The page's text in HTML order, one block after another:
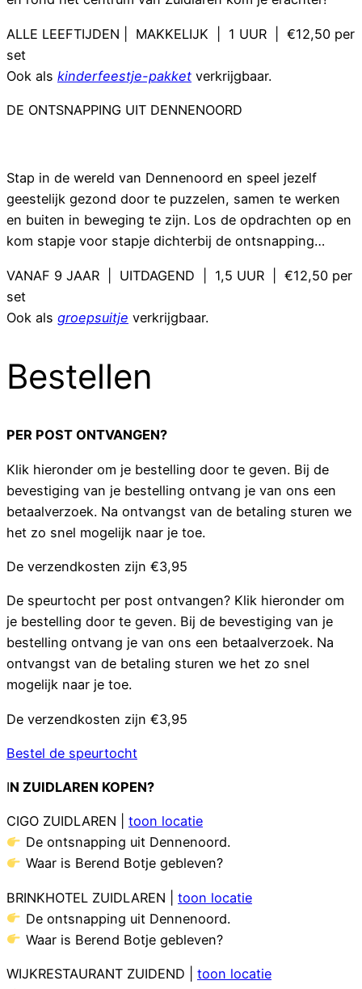
ALLE LEEFTIJDEN | MAKKELIJK | 1 UUR | €12,50 per
set
Ook als kinderfeestje-pakket verkrijgbaar.
DE ONTSNAPPING UIT DENNENOORD
Stap in de wereld van Dennenoord en speel jezelf
geestelijk gezond door te puzzelen, samen te werken
en buiten in beweging te zijn. Los de opdrachten op en
kom stapje voor stapje dichterbij de ontsnapping…
VANAF 9 JAAR | UITDAGEND | 1,5 UUR | €12,50 per
set
Ook als groepsuitje verkrijgbaar.
Bestellen
PER POST ONTVANGEN?
Klik hieronder om je bestelling door te geven. Bij de
bevestiging van je bestelling ontvang je van ons een
betaalverzoek. Na ontvangst van de betaling sturen we
het zo snel mogelijk naar je toe.
De verzendkosten zijn €3,95
De speurtocht per post ontvangen? Klik hieronder om
je bestelling door te geven. Bij de bevestiging van je
bestelling ontvang je van ons een betaalverzoek. Na
ontvangst van de betaling sturen we het zo snel
mogelijk naar je toe.
De verzendkosten zijn €3,95
Bestel de speurtocht
IN ZUIDLAREN KOPEN?
CIGO ZUIDLAREN | toon locatie
De ontsnapping uit Dennenoord.
Waar is Berend Botje gebleven?
BRINKHOTEL ZUIDLAREN | toon locatie
De ontsnapping uit Dennenoord.
Waar is Berend Botje gebleven?
WIJKRESTAURANT ZUIDEND | toon locatie